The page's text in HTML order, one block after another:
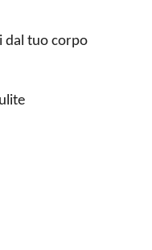
dal tuo corpo